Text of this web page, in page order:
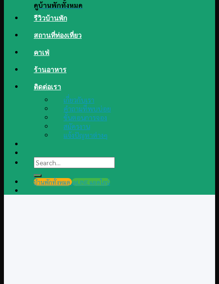
ดูบ้านพักทั้งหมด
รีวิวบ้านพัก
สถานที่ท่องเที่ยว
คาเฟ่
ร้านอาหาร
ติดต่อเรา
เกี่ยวกับเรา
คำถามที่พบบ่อย
ขั้นตอนการจอง
สมัครงาน
แจ้งปัญหาต่างๆ
Search
for:
บ้านพักทั้งหมด @LINE แอดไลน์